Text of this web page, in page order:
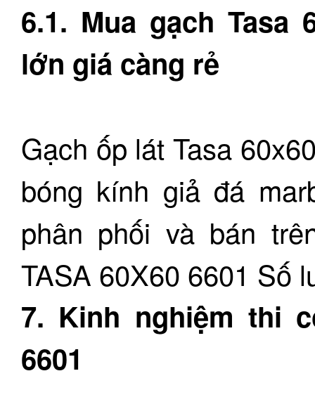
6.1. Mua gạch Tasa
lớn giá càng rẻ
Gạch ốp lát Tasa
bóng kính giả đá
phân phối và bán
TASA 60X60 6601 Số
7. Kinh nghiệm thi
6601